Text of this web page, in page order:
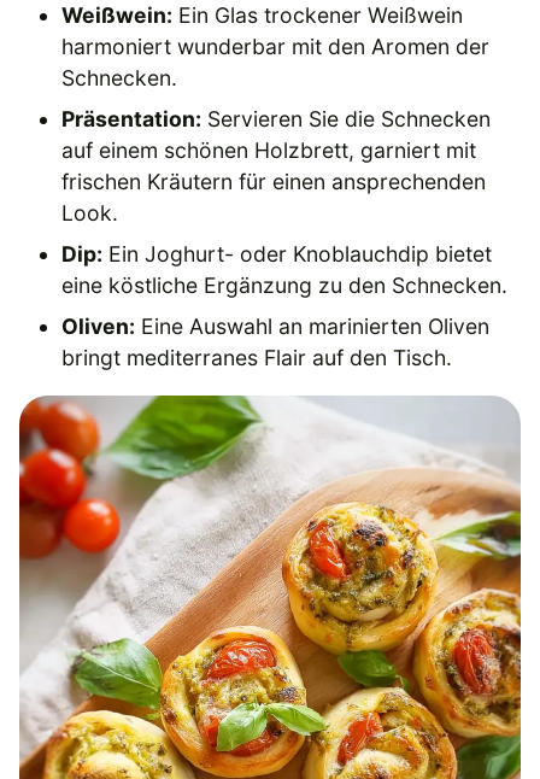
Weißwein: Ein Glas trockener Weißwein
harmoniert wunderbar mit den Aromen der
Schnecken.
Präsentation: Servieren Sie die Schnecken
auf einem schönen Holzbrett, garniert mit
frischen Kräutern für einen ansprechenden
Look.
Dip: Ein Joghurt- oder Knoblauchdip bietet
eine köstliche Ergänzung zu den Schnecken.
Oliven: Eine Auswahl an marinierten Oliven
bringt mediterranes Flair auf den Tisch.